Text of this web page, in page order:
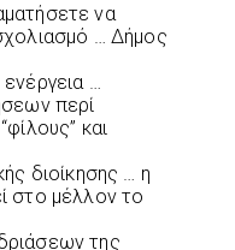
να
… Δήμος
…
περί
και
διοίκησης … η
στο μέλλον το
της